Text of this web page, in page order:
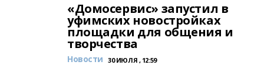
«Домосервис» запустил в
уфимских новостройках
площадки для общения и
творчества
Новости 30 ИЮЛЯ , 12:59